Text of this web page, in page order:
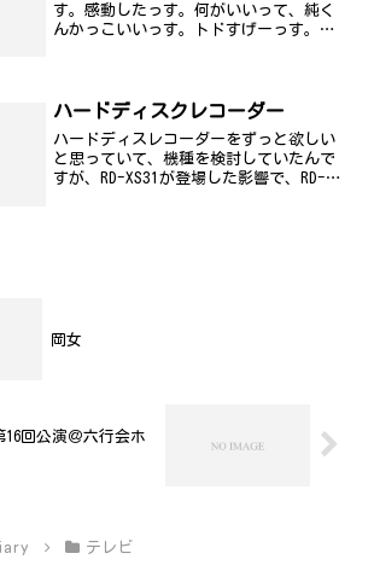
す。感動したっす。何がいいって、純く
んかっこいいっす。トドすげーっす。壊
ハードディスクレコーダー
ハードディスレコーダーをずっと欲しい
と思っていて、機種を検討していたんで
すが、RD-XS31が登場した影響で、RD-
岡女
回公演＠六行会ホ
テレビ